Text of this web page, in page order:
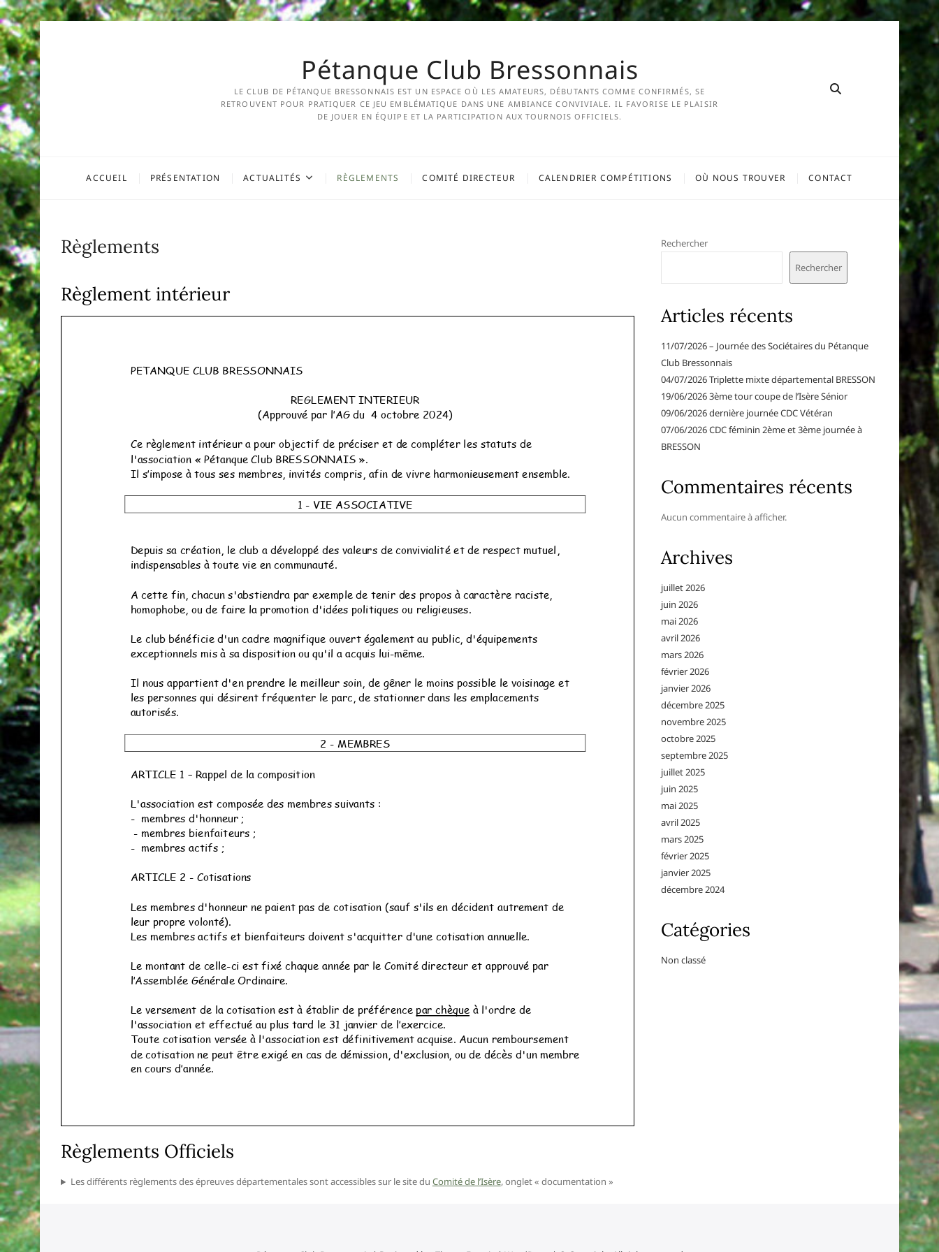
Pétanque Club Bressonnais
LE CLUB DE PÉTANQUE BRESSONNAIS EST UN ESPACE OÙ LES AMATEURS, DÉBUTANTS COMME CONFIRMÉS, SE
RETROUVENT POUR PRATIQUER CE JEU EMBLÉMATIQUE DANS UNE AMBIANCE CONVIVIALE. IL FAVORISE LE PLAISIR
DE JOUER EN ÉQUIPE ET LA PARTICIPATION AUX TOURNOIS OFFICIELS.
ACCUEIL PRÉSENTATION ACTUALITÉS RÈGLEMENTS COMITÉ DIRECTEUR CALENDRIER COMPÉTITIONS OÙ NOUS TROUVER CONTACT
Règlements
Règlement intérieur
Règlements Officiels
Les différents règlements des épreuves départementales sont accessibles sur le site du Comité de l’Isère, onglet « documentation »
Rechercher
Rechercher
Articles récents
11/07/2026 – Journée des Sociétaires du Pétanque
Club Bressonnais
04/07/2026 Triplette mixte départemental BRESSON
19/06/2026 3ème tour coupe de l’Isère Sénior
09/06/2026 dernière journée CDC Vétéran
07/06/2026 CDC féminin 2ème et 3ème journée à
BRESSON
Commentaires récents
Aucun commentaire à afficher.
Archives
juillet 2026
juin 2026
mai 2026
avril 2026
mars 2026
février 2026
janvier 2026
décembre 2025
novembre 2025
octobre 2025
septembre 2025
juillet 2025
juin 2025
mai 2025
avril 2025
mars 2025
février 2025
janvier 2025
décembre 2024
Catégories
Non classé